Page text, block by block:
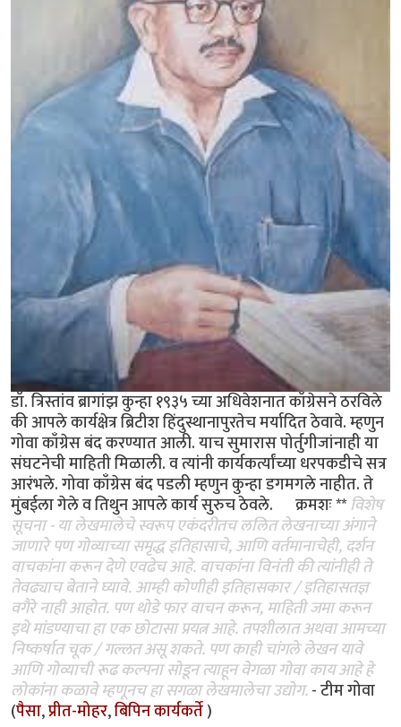
डॉ. त्रिस्तांव ब्रागांझ कुन्हा १९३५ च्या अधिवेशनात काँग्रेसने ठरविले
की आपले कार्यक्षेत्र ब्रिटीश हिंदुस्थानापुरतेच मर्यादित ठेवावे. म्हणुन
गोवा काँग्रेस बंद करण्यात आली. याच सुमारास पोर्तुगीजांनाही या
संघटनेची माहिती मिळाली. व त्यांनी कार्यकर्त्यांच्या धरपकडीचे सत्र
आरंभले. गोवा काँग्रेस बंद पडली म्हणुन कुन्हा डगमगले नाहीत. ते
मुंबईला गेले व तिथुन आपले कार्य सुरुच ठेवले. क्रमशः **विशेष
सूचना - या लेखमालेचे स्वरूप एकंदरीतच ललित लेखनाच्या अंगाने
जाणारे पण गोव्याच्या समृद्ध इतिहासाचे, आणि वर्तमानाचेही, दर्शन
वाचकांना करून देणे एवढेच आहे. वाचकांना विनंती की त्यांनीही ते
तेवढ्याच बेताने घ्यावे. आम्ही कोणीही इतिहासकार / इतिहासतज्ञ
वगैरे नाही आहोत. पण थोडे फार वाचन करून, माहिती जमा करून
इथे मांडण्याचा हा एक छोटासा प्रयत्न आहे. तपशीलात अथवा आमच्या
निष्कर्षात चूक / गल्लत असू शकते. पण काही चांगले लेखन यावे
आणि गोव्याची रूढ कल्पना सोडून त्याहून वेगळा गोवा काय आहे हे
लोकांना कळावे म्हणूनच हा सगळा लेखमालेचा उद्योग.- टीम गोवा
(पैसा,प्रीत-मोहर,बिपिन कार्यकर्ते)